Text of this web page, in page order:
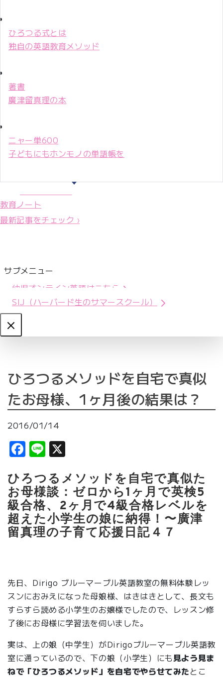
ひろつる式とは
独自の英語教育メソッド
著書
廣津留真理の本
ニャー単600
子どもにもホンモノの単語帳を
教育ノート
最新記事をチェック ›
サブメニュー
幼児オンライン英語はこちら
SIJ（ハーバード生のサマースクール）
Close
ひろつるメソッドを自宅で真似
たお母様、1ヶ月後の結果は？
2016/01/14
Facebook
Line
ひろつるメソッドを自宅で真似た
お母様談：ゼロから1ヶ月で英検5
級合格、2ヶ月で4級合格レベルを
超えた小学生の娘に納得！〜廣津
留真理の子育て応援日記４７
先日、Dirigo ブルーマーブル英語教室の無料体験レッ
スンにおみえになった母娘様、はきはきとして、長文も
すらすら読める小学生のお嬢様でしたので、レッスン修
了後にお母様に学習法を伺いました。
実は、上の娘（中学生）がDirigoブルーマーブル英語教
室に通っているので、下の娘（小学生）にも見よう見ま
ねで「ひろつるメソッド」を自宅でやらせてみたとこ